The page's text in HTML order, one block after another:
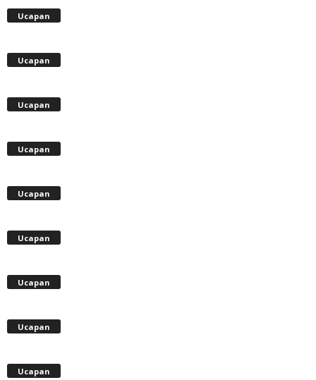
Ucapan
Ucapan
Ucapan
Ucapan
Ucapan
Ucapan
Ucapan
Ucapan
Ucapan